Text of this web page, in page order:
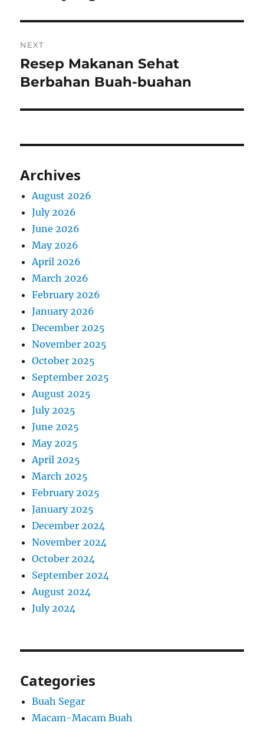
NEXT
Next
post:
Resep Makanan Sehat
Berbahan Buah-buahan
Archives
August 2026
July 2026
June 2026
May 2026
April 2026
March 2026
February 2026
January 2026
December 2025
November 2025
October 2025
September 2025
August 2025
July 2025
June 2025
May 2025
April 2025
March 2025
February 2025
January 2025
December 2024
November 2024
October 2024
September 2024
August 2024
July 2024
Categories
Buah Segar
Macam-Macam Buah